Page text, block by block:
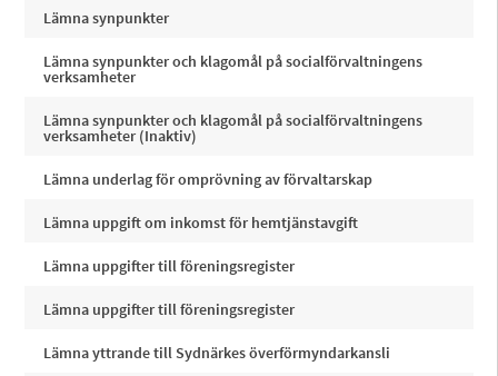
Lämna synpunkter
Lämna synpunkter och klagomål på socialförvaltningens
verksamheter
Lämna synpunkter och klagomål på socialförvaltningens
verksamheter (Inaktiv)
Lämna underlag för omprövning av förvaltarskap
Lämna uppgift om inkomst för hemtjänstavgift
Lämna uppgifter till föreningsregister
Lämna uppgifter till föreningsregister
Lämna yttrande till Sydnärkes överförmyndarkansli